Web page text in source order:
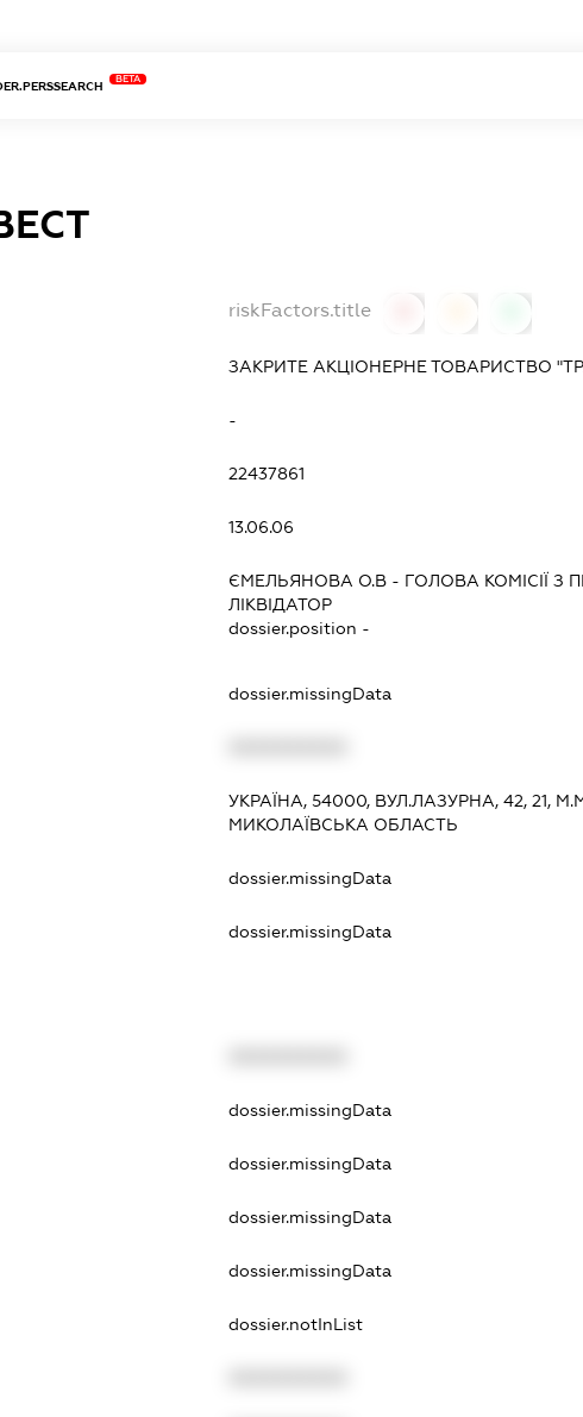
BETA
riskFactors.title
ЗАКРИТЕ АКЦІОНЕРНЕ ТОВАРИСТВО
-
22437861
13.06.06
ЄМЕЛЬЯНОВА О.В - ГОЛОВА КОМІСІЇ З
ЛІКВІДАТОР
dossier.position -
dossier.missingData
УКРАЇНА, 54000, ВУЛ.ЛАЗУРНА, 42, 21,
МИКОЛАЇВСЬКА ОБЛАСТЬ
dossier.missingData
dossier.missingData
dossier.missingData
dossier.missingData
dossier.missingData
dossier.missingData
dossier.notInList